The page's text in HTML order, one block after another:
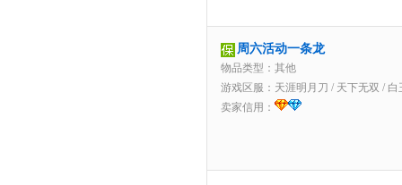
周六活动一条龙
物品类型：其他
游戏区服： 天涯明月刀 / 天下无双 / 白
卖家信用：